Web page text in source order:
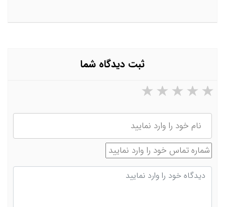
ثبت دیدگاه شما
۵ ستاره از ۵ ۴ ستاره از ۵ ۳ ستاره از ۵ ۲ ستاره از ۵
نام
شماره تماس
دیدگاه